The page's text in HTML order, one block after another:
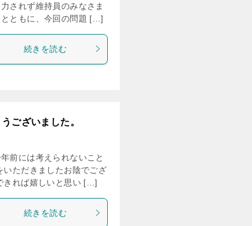
されず維持員のみなさま
とともに、今回の問題 […]
続きを読む
ございました。
前には考えられないこと
ただきましたお陰でござ
きれば嬉しいと思い […]
続きを読む